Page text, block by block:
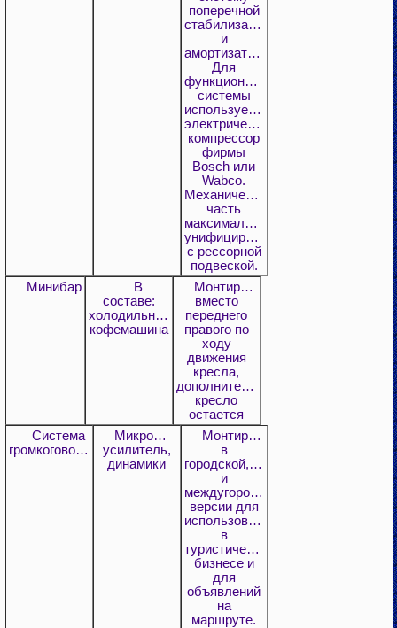
поперечной
стабилизации
и
амортизаторы.
Для
функционирования
системы
используется
электрический
компрессор
фирмы
Bosch или
Wabco.
Механическая
часть
максимально
унифицирована
с рессорной
подвеской.
Минибар
В
составе:
холодильник,
кофемашина
Монтируется
вместо
переднего
правого по
ходу
движения
кресла,
дополнительное
кресло
остается
Система
громкоговорителя
Микрофон,
усилитель,
динамики
Монтируется
в
городской,пригородной
и
междугородней
версии для
использования
в
туристическом
бизнесе и
для
объявлений
на
маршруте.